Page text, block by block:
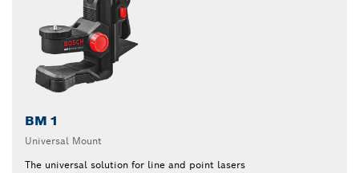
BM 1
Universal Mount
The universal solution for line and point lasers